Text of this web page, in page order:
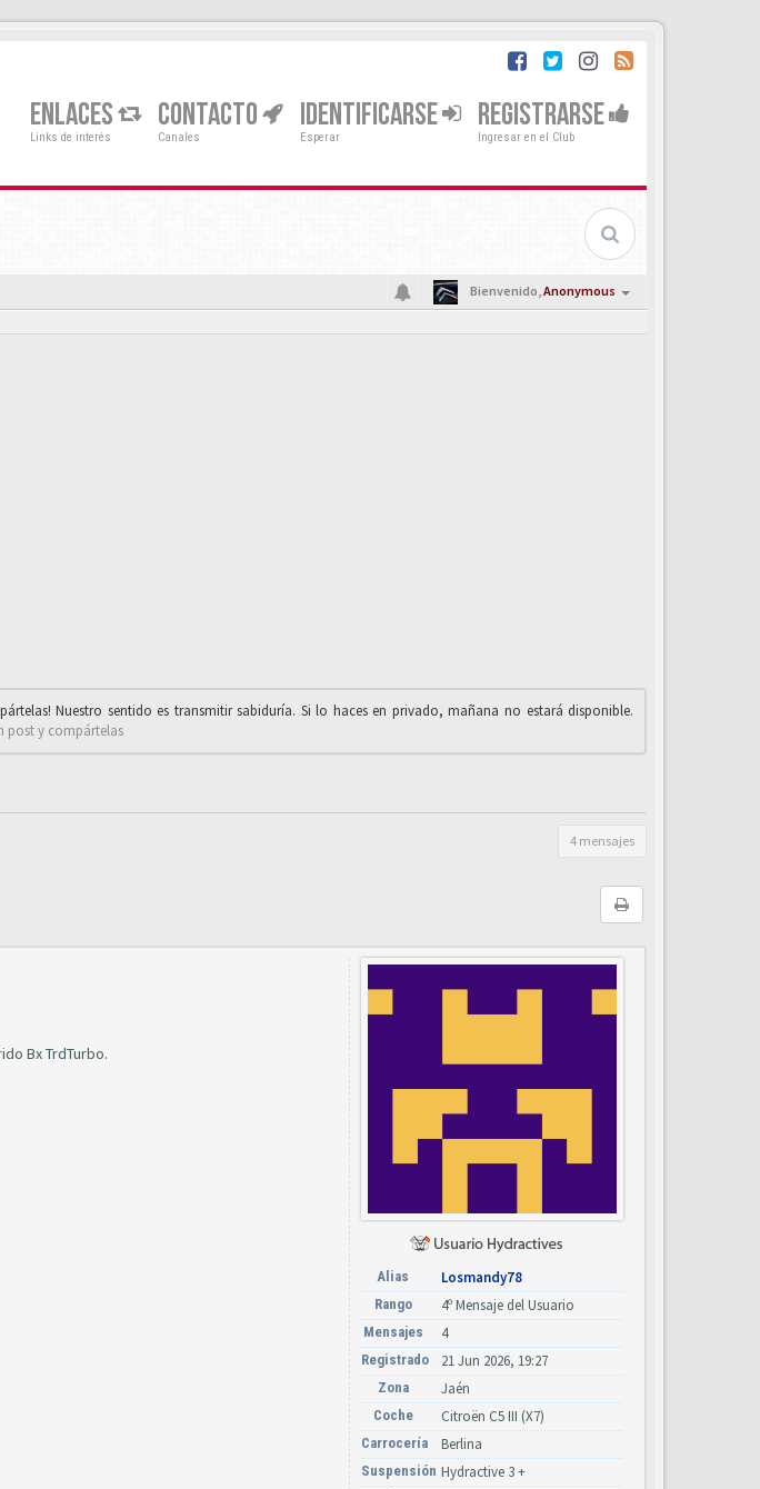
ENLACES
Links de interés
CONTACTO
Canales
IDENTIFICARSE
Esperar
REGISTRARSE
Ingresar en el Club
Bienvenido,Anonymous
Nuestro sentido es transmitir sabiduría. Si lo haces en privado, mañana no estará disponible.
post y compártelas
4 mensajes
Bx TrdTurbo.
Alias Losmandy78
Rango 4º Mensaje del Usuario
Mensajes 4
Registrado 21 Jun 2026, 19:27
Zona Jaén
Coche Citroën C5 III (X7)
Carrocería Berlina
Suspensión Hydractive 3 +